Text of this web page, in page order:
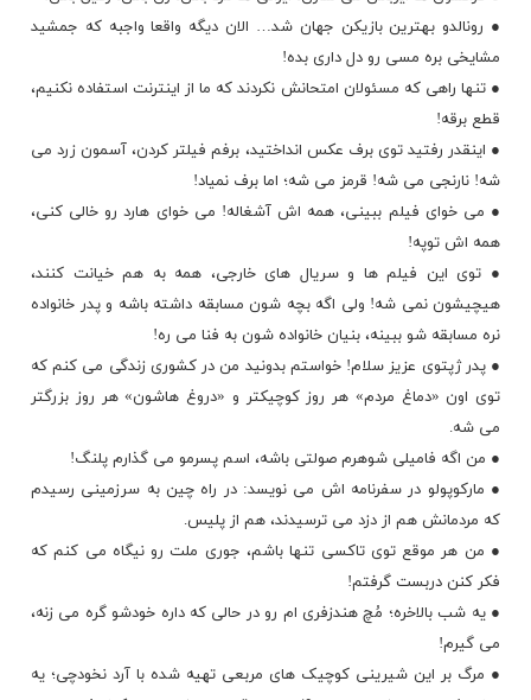
● رونالدو بهترین بازیکن جهان شد… الان دیگه واقعا واجبه که جمشید
مشایخی بره مسی رو دل داری بده!
● تنها راهی که مسئولان امتحانش نکردند که ما از اینترنت استفاده نکنیم،
قطع برقه!
● اینقدر رفتید توی برف عکس انداختید، برفم فیلتر کردن، آسمون زرد می
شه! نارنجی می شه! قرمز می شه؛ اما برف نمیاد!
● می خوای فیلم ببینی، همه اش آشغاله! می خوای هارد رو خالی کنی،
همه اش توپه!
● توی این فیلم ها و سریال های خارجی، همه به هم خیانت کنند،
هیچیشون نمی شه! ولی اگه بچه شون مسابقه داشته باشه و پدر خانواده
نره مسابقه شو ببینه، بنیان خانواده شون به فنا می ره!
● پدر ژپتوی عزیز سلام! خواستم بدونید من در کشوری زندگی می کنم که
توی اون «دماغ مردم» هر روز کوچیکتر و «دروغ هاشون» هر روز بزرگتر
می شه.
● من اگه فامیلی شوهرم صولتی باشه، اسم پسرمو می گذارم پلنگ!
● مارکوپولو در سفرنامه اش می نویسد: در راه چین به سرزمینی رسیدم
که مردمانش هم از دزد می ترسیدند، هم از پلیس.
● من هر موقع توی تاکسی تنها باشم، جوری ملت رو نیگاه می کنم که
فکر کنن دربست گرفتم!
● یه شب بالاخره؛ مُچ هندزفری ام رو در حالی که داره خودشو گره می زنه،
می گیرم!
● مرگ بر این شیرینی کوچیک های مربعی تهیه شده با آرد نخودچی؛ یه